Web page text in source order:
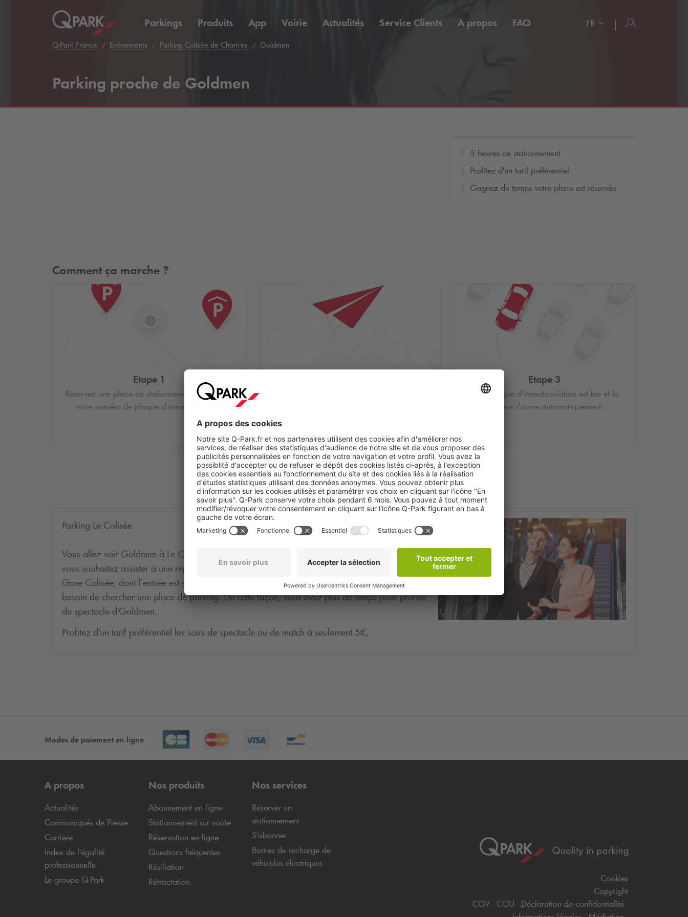
Parkings Produits App Voirie Actualités Service Clients A propos FAQ FR
Q-Park France Evènements Parking Colisée de Chartres Goldmen
Parking proche de Goldmen
5 heures de stationnement
Profitez d'un tarif préférentiel
Gagnez du temps votre place est réservée
Comment ça marche ?
Etape 1
Réservez une place de stationnement et saisissez
votre numéro de plaque d'immatriculation.
Etape 3
Votre plaque d'immatriculation est lue et la
barrière s'ouvre automatiquement.
Parking Le Colisée
Vous allez voir Goldmen à Le Colisée ? Réservez facilement votre place de parking en ligne. Si
vous souhaitez assister à une représentation au Colisée, stationnez dans le parking
Gare Colisée, dont l’entrée est située à quelques pas. Avec une réservation, vous n'avez plus
besoin de chercher une place de parking. De cette façon, vous avez plus de temps pour profiter
du spectacle d'Goldmen.
Profitez d'un tarif préférentiel les soirs de spectacle ou de match à seulement 5€.
Modes de paiement en ligne
A propos
Actualités
Communiqués de Presse
Carrière
Index de l'égalité
professionnelle
Le groupe Q-Park
Nos produits
Abonnement en ligne
Stationnement sur voirie
Réservation en ligne
Questions fréquentes
Résiliation
Rétractation
Nos services
Réserver un
stationnement
S'abonner
Bornes de recharge de
véhicules électriques
Cookies
Copyright
CGV
CGU
Déclaration de confidentialité